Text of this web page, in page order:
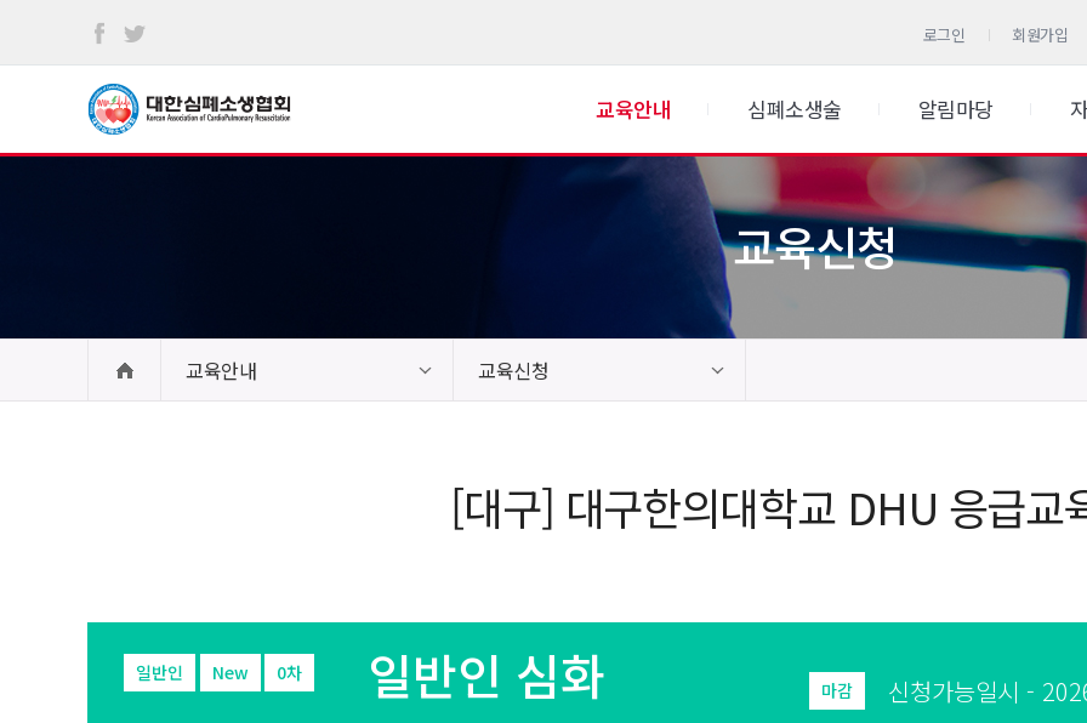
로그인 회원가입
교육안내 심폐소생술 알림마당
교육신청
교육안내 교육신청
[대구] 대구한의대학교 DHU 응급교
일반인 New 0차 일반인 심화 마감 신청가능일시 -